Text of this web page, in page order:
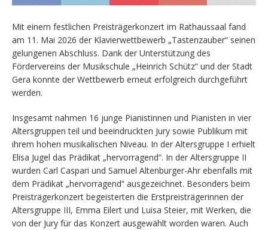
Mit einem festlichen Preisträgerkonzert im Rathaussaal fand
am 11. Mai 2026 der Klavierwettbewerb „Tastenzauber“ seinen
gelungenen Abschluss. Dank der Unterstützung des
Fördervereins der Musikschule „Heinrich Schütz“ und der Stadt
Gera konnte der Wettbewerb erneut erfolgreich durchgeführt
werden.
Insgesamt nahmen 16 junge Pianistinnen und Pianisten in vier
Altersgruppen teil und beeindruckten Jury sowie Publikum mit
ihrem hohen musikalischen Niveau. In der Altersgruppe I erhielt
Elisa Jugel das Prädikat „hervorragend“. In der Altersgruppe II
wurden Carl Caspari und Samuel Altenburger-Ahr ebenfalls mit
dem Prädikat „hervorragend“ ausgezeichnet. Besonders beim
Preisträgerkonzert begeisterten die Erstpreisträgerinnen der
Altersgruppe III, Emma Eilert und Luisa Steier, mit Werken, die
von der Jury für das Konzert ausgewählt worden waren. Auch